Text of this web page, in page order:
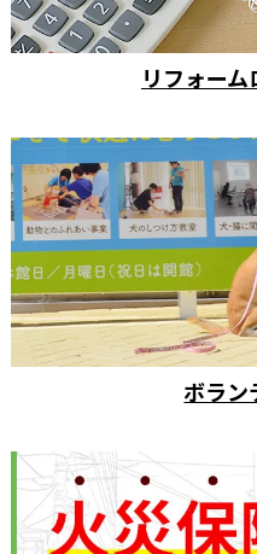
リフォー
ボラン